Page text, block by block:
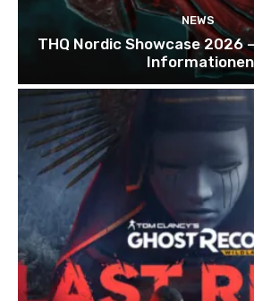
NEWS
THQ Nordic Showcase 2026
Informationen